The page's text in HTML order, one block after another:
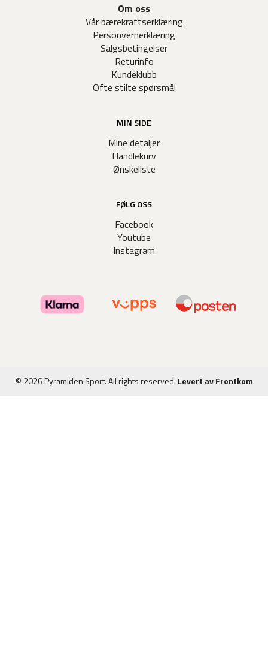
Om oss
Vår bærekraftserklæring
Personvernerklæring
Salgsbetingelser
Returinfo
Kundeklubb
Ofte stilte spørsmål
MIN SIDE
Mine detaljer
Handlekurv
Ønskeliste
FØLG OSS
Facebook
Youtube
Instagram
© 2026 Pyramiden Sport. All rights reserved. Levert av Frontkom